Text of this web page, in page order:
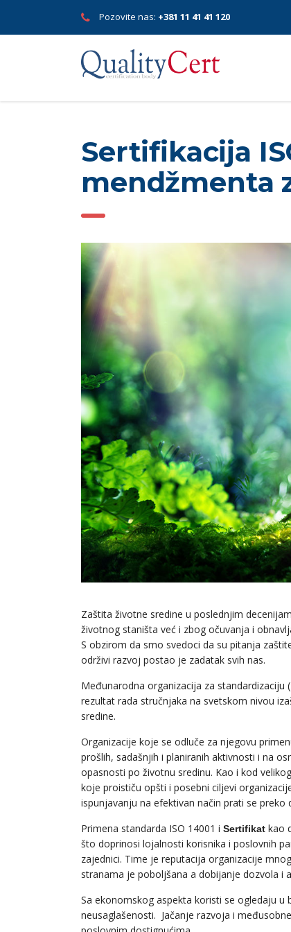
Pozovite nas: +381 11 41 41 120
Sertifikacija
mendžmenta
Zaštita životne sredine u poslednjim
životnog staništa već i zbog očuvanja i
S obzirom da smo svedoci da su pitanja
održivi razvoj postao je zadatak svih nas.
Međunarodna organizacija za
rezultat rada stručnjaka na svetskom nivou
sredine.
Organizacije koje se odluče za njegovu
prošlih, sadašnjih i planiranih aktivnosti i na
opasnosti po životnu sredinu. Kao i kod
koje proističu opšti i posebni ciljevi
ispunjavanju na efektivan način prati se preko
Primena standarda ISO 14001 i Sertifikat kao
što doprinosi lojalnosti korisnika i poslovnih
zajednici. Time je reputacija organizacije
stranama je poboljšana a dobijanje dozvola i
Sa ekonomskog aspekta koristi se ogledaju
neusaglašenosti. Jačanje razvoja i